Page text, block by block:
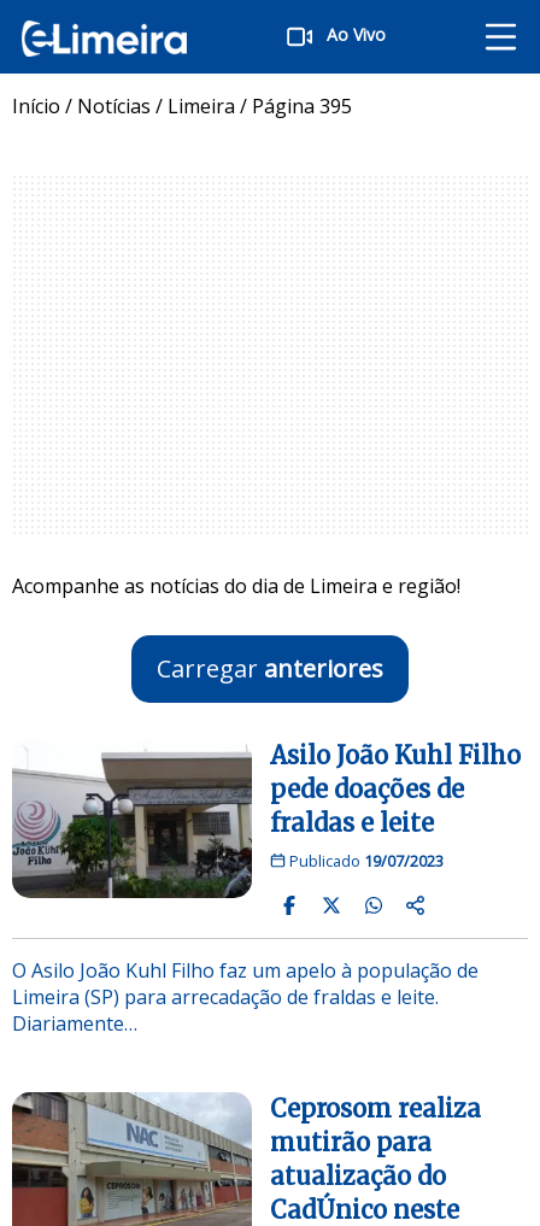
Ao Vivo
Início / Notícias / Limeira / Página 395
Acompanhe as notícias do dia de Limeira e região!
Carregar anteriores
Asilo João Kuhl Filho
pede doações de
fraldas e leite
Publicado 19/07/2023
O Asilo João Kuhl Filho faz um apelo à população de
Limeira (SP) para arrecadação de fraldas e leite.
Diariamente…
Ceprosom realiza
mutirão para
atualização do
CadÚnico neste